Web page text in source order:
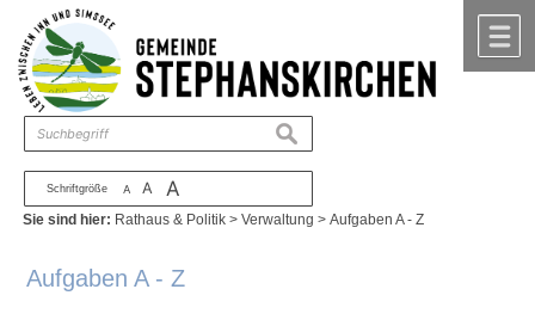
Zum Inhalt ,zur Navigation
Schriftgröße A A A
suchen
Sie sind hier: Rathaus & Politik >Verwaltung >Aufgaben A - Z
Aufgaben A - Z